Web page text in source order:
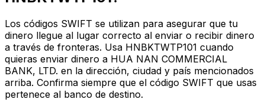
Los códigos SWIFT se utilizan para asegurar que tu
dinero llegue al lugar correcto al enviar o recibir dinero
a través de fronteras. Usa HNBKTWTP101 cuando
quieras enviar dinero a HUA NAN COMMERCIAL
BANK, LTD. en la dirección, ciudad y país mencionados
arriba. Confirma siempre que el código SWIFT que usas
pertenece al banco de destino.